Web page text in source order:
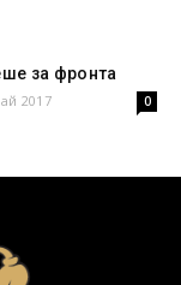
за фронта
2017 0